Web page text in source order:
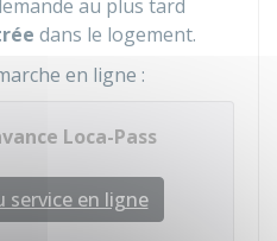
au plus tard
dans le logement.
en ligne :
Loca-Pass
service en ligne